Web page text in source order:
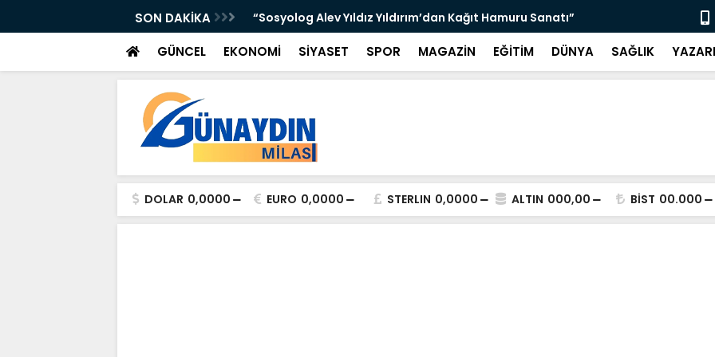
SON DAKİKA “Sosyolog Alev Yıldız Yıldırım’dan Kağıt Hamuru Sanatı” “3 Bin
GÜNCEL EKONOMİ SİYASET SPOR MAGAZİN EĞİTİM DÜNYA SAĞLIK
DOLAR 0,0000 EURO 0,0000 STERLIN 0,0000 ALTIN 000,00 BİST 00.000